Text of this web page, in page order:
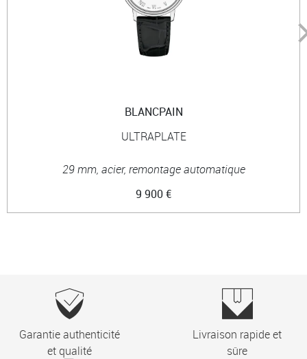
BLANCPAIN
ULTRAPLATE
29 mm, acier, remontage automatique
9 900 €
Garantie authenticité
et qualité
Livraison rapide et
sûre